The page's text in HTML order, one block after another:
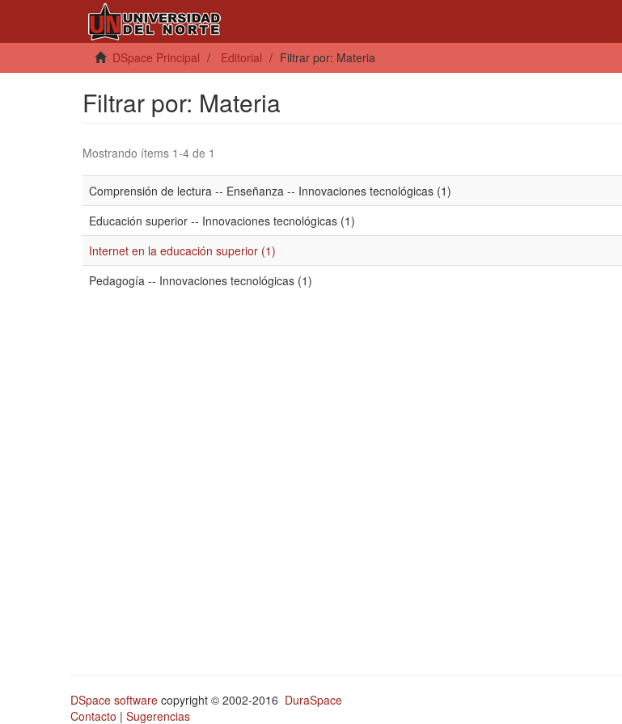
DSpace Principal Editorial Filtrar por: Materia
Filtrar por: Materia
Mostrando ítems 1-4 de 1
Comprensión de lectura -- Enseñanza -- Innovaciones tecnológicas (1)
Educación superior -- Innovaciones tecnológicas (1)
Internet en la educación superior (1)
Pedagogía -- Innovaciones tecnológicas (1)
DSpace software copyright © 2002-2016 DuraSpace
Contacto | Sugerencias